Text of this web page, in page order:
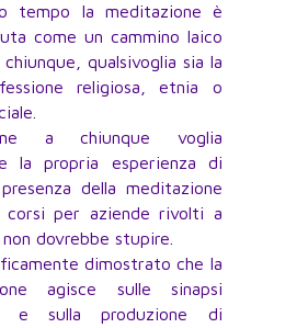
tempo la meditazione è
come un cammino laico
qualsivoglia sia la
religiosa, etnia o
a chiunque voglia
la propria esperienza di
della meditazione
corsi per aziende rivolti a
dovrebbe stupire.
dimostrato che la
agisce sulle sinapsi
e sulla produzione di